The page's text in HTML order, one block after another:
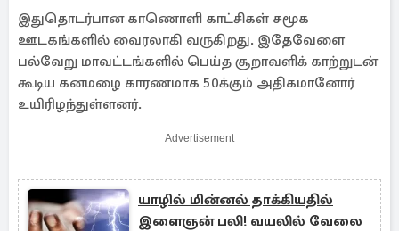
இதுதொடர்பான காணொளி காட்சிகள் சமூக
ஊடகங்களில் வைரலாகி வருகிறது. இதேவேளை
பல்வேறு மாவட்டங்களில் பெய்த சூறாவளிக் காற்றுடன்
கூடிய கனமழை காரணமாக 50க்கும் அதிகமானோர்
உயிரிழந்துள்ளனர்.
Advertisement
யாழில் மின்னல் தாக்கியதில்
இளைஞன் பலி! வயலில் வேலை